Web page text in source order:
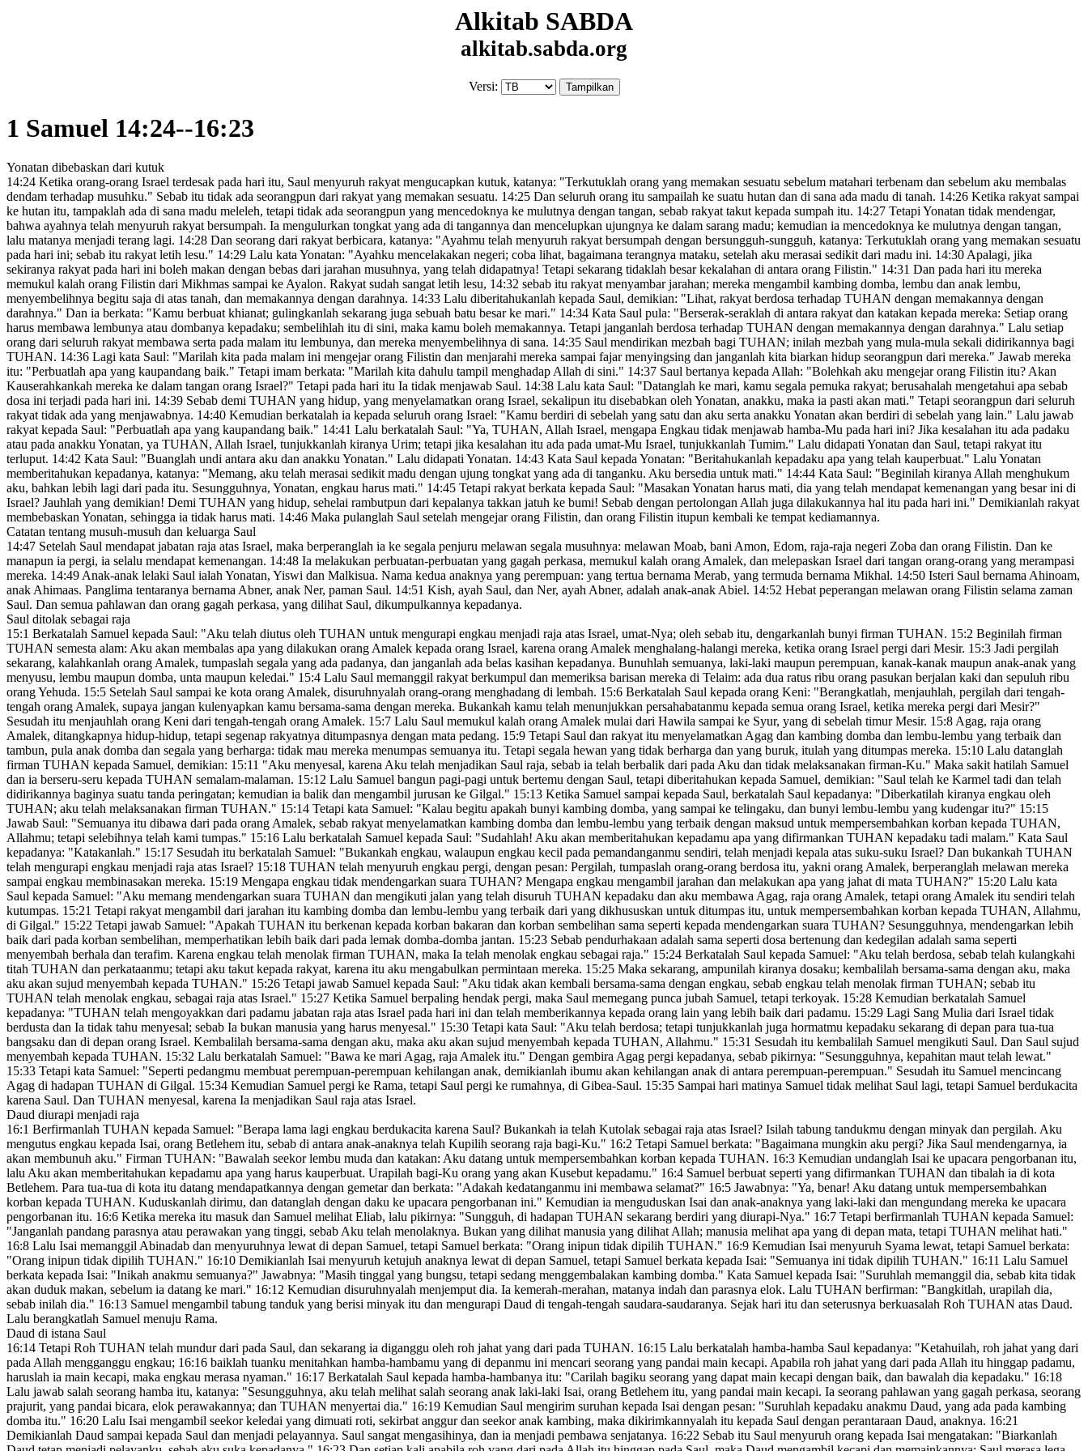
Alkitab SABDA
alkitab.sabda.org
Versi:
1 Samuel 14:24--16:23
Yonatan dibebaskan dari kutuk
14:24 Ketika orang-orang Israel terdesak pada hari itu, Saul menyuruh rakyat mengucapkan kutuk, katanya: "Terkutuklah orang yang memakan sesuatu sebelum matahari terbenam dan sebelum aku membalas
dendam terhadap musuhku." Sebab itu tidak ada seorangpun dari rakyat yang memakan sesuatu. 14:25 Dan seluruh orang itu sampailah ke suatu hutan dan di sana ada madu di tanah. 14:26 Ketika rakyat sampai
ke hutan itu, tampaklah ada di sana madu meleleh, tetapi tidak ada seorangpun yang mencedoknya ke mulutnya dengan tangan, sebab rakyat takut kepada sumpah itu. 14:27 Tetapi Yonatan tidak mendengar,
bahwa ayahnya telah menyuruh rakyat bersumpah. Ia mengulurkan tongkat yang ada di tangannya dan mencelupkan ujungnya ke dalam sarang madu; kemudian ia mencedoknya ke mulutnya dengan tangan,
lalu matanya menjadi terang lagi. 14:28 Dan seorang dari rakyat berbicara, katanya: "Ayahmu telah menyuruh rakyat bersumpah dengan bersungguh-sungguh, katanya: Terkutuklah orang yang memakan sesuatu
pada hari ini; sebab itu rakyat letih lesu." 14:29 Lalu kata Yonatan: "Ayahku mencelakakan negeri; coba lihat, bagaimana terangnya mataku, setelah aku merasai sedikit dari madu ini. 14:30 Apalagi, jika
sekiranya rakyat pada hari ini boleh makan dengan bebas dari jarahan musuhnya, yang telah didapatnya! Tetapi sekarang tidaklah besar kekalahan di antara orang Filistin." 14:31 Dan pada hari itu mereka
memukul kalah orang Filistin dari Mikhmas sampai ke Ayalon. Rakyat sudah sangat letih lesu, 14:32 sebab itu rakyat menyambar jarahan; mereka mengambil kambing domba, lembu dan anak lembu,
menyembelihnya begitu saja di atas tanah, dan memakannya dengan darahnya. 14:33 Lalu diberitahukanlah kepada Saul, demikian: "Lihat, rakyat berdosa terhadap TUHAN dengan memakannya dengan
darahnya." Dan ia berkata: "Kamu berbuat khianat; gulingkanlah sekarang juga sebuah batu besar ke mari." 14:34 Kata Saul pula: "Berserak-seraklah di antara rakyat dan katakan kepada mereka: Setiap orang
harus membawa lembunya atau dombanya kepadaku; sembelihlah itu di sini, maka kamu boleh memakannya. Tetapi janganlah berdosa terhadap TUHAN dengan memakannya dengan darahnya." Lalu setiap
orang dari seluruh rakyat membawa serta pada malam itu lembunya, dan mereka menyembelihnya di sana. 14:35 Saul mendirikan mezbah bagi TUHAN; inilah mezbah yang mula-mula sekali didirikannya bagi
TUHAN. 14:36 Lagi kata Saul: "Marilah kita pada malam ini mengejar orang Filistin dan menjarahi mereka sampai fajar menyingsing dan janganlah kita biarkan hidup seorangpun dari mereka." Jawab mereka
itu: "Perbuatlah apa yang kaupandang baik." Tetapi imam berkata: "Marilah kita dahulu tampil menghadap Allah di sini." 14:37 Saul bertanya kepada Allah: "Bolehkah aku mengejar orang Filistin itu? Akan
Kauserahkankah mereka ke dalam tangan orang Israel?" Tetapi pada hari itu Ia tidak menjawab Saul. 14:38 Lalu kata Saul: "Datanglah ke mari, kamu segala pemuka rakyat; berusahalah mengetahui apa sebab
dosa ini terjadi pada hari ini. 14:39 Sebab demi TUHAN yang hidup, yang menyelamatkan orang Israel, sekalipun itu disebabkan oleh Yonatan, anakku, maka ia pasti akan mati." Tetapi seorangpun dari seluruh
rakyat tidak ada yang menjawabnya. 14:40 Kemudian berkatalah ia kepada seluruh orang Israel: "Kamu berdiri di sebelah yang satu dan aku serta anakku Yonatan akan berdiri di sebelah yang lain." Lalu jawab
rakyat kepada Saul: "Perbuatlah apa yang kaupandang baik." 14:41 Lalu berkatalah Saul: "Ya, TUHAN, Allah Israel, mengapa Engkau tidak menjawab hamba-Mu pada hari ini? Jika kesalahan itu ada padaku
atau pada anakku Yonatan, ya TUHAN, Allah Israel, tunjukkanlah kiranya Urim; tetapi jika kesalahan itu ada pada umat-Mu Israel, tunjukkanlah Tumim." Lalu didapati Yonatan dan Saul, tetapi rakyat itu
terluput. 14:42 Kata Saul: "Buanglah undi antara aku dan anakku Yonatan." Lalu didapati Yonatan. 14:43 Kata Saul kepada Yonatan: "Beritahukanlah kepadaku apa yang telah kauperbuat." Lalu Yonatan
memberitahukan kepadanya, katanya: "Memang, aku telah merasai sedikit madu dengan ujung tongkat yang ada di tanganku. Aku bersedia untuk mati." 14:44 Kata Saul: "Beginilah kiranya Allah menghukum
aku, bahkan lebih lagi dari pada itu. Sesungguhnya, Yonatan, engkau harus mati." 14:45 Tetapi rakyat berkata kepada Saul: "Masakan Yonatan harus mati, dia yang telah mendapat kemenangan yang besar ini di
Israel? Jauhlah yang demikian! Demi TUHAN yang hidup, sehelai rambutpun dari kepalanya takkan jatuh ke bumi! Sebab dengan pertolongan Allah juga dilakukannya hal itu pada hari ini." Demikianlah rakyat
membebaskan Yonatan, sehingga ia tidak harus mati. 14:46 Maka pulanglah Saul setelah mengejar orang Filistin, dan orang Filistin itupun kembali ke tempat kediamannya.
Catatan tentang musuh-musuh dan keluarga Saul
14:47 Setelah Saul mendapat jabatan raja atas Israel, maka berperanglah ia ke segala penjuru melawan segala musuhnya: melawan Moab, bani Amon, Edom, raja-raja negeri Zoba dan orang Filistin. Dan ke
manapun ia pergi, ia selalu mendapat kemenangan. 14:48 Ia melakukan perbuatan-perbuatan yang gagah perkasa, memukul kalah orang Amalek, dan melepaskan Israel dari tangan orang-orang yang merampasi
mereka. 14:49 Anak-anak lelaki Saul ialah Yonatan, Yiswi dan Malkisua. Nama kedua anaknya yang perempuan: yang tertua bernama Merab, yang termuda bernama Mikhal. 14:50 Isteri Saul bernama Ahinoam,
anak Ahimaas. Panglima tentaranya bernama Abner, anak Ner, paman Saul. 14:51 Kish, ayah Saul, dan Ner, ayah Abner, adalah anak-anak Abiel. 14:52 Hebat peperangan melawan orang Filistin selama zaman
Saul. Dan semua pahlawan dan orang gagah perkasa, yang dilihat Saul, dikumpulkannya kepadanya.
Saul ditolak sebagai raja
15:1 Berkatalah Samuel kepada Saul: "Aku telah diutus oleh TUHAN untuk mengurapi engkau menjadi raja atas Israel, umat-Nya; oleh sebab itu, dengarkanlah bunyi firman TUHAN. 15:2 Beginilah firman
TUHAN semesta alam: Aku akan membalas apa yang dilakukan orang Amalek kepada orang Israel, karena orang Amalek menghalang-halangi mereka, ketika orang Israel pergi dari Mesir. 15:3 Jadi pergilah
sekarang, kalahkanlah orang Amalek, tumpaslah segala yang ada padanya, dan janganlah ada belas kasihan kepadanya. Bunuhlah semuanya, laki-laki maupun perempuan, kanak-kanak maupun anak-anak yang
menyusu, lembu maupun domba, unta maupun keledai." 15:4 Lalu Saul memanggil rakyat berkumpul dan memeriksa barisan mereka di Telaim: ada dua ratus ribu orang pasukan berjalan kaki dan sepuluh ribu
orang Yehuda. 15:5 Setelah Saul sampai ke kota orang Amalek, disuruhnyalah orang-orang menghadang di lembah. 15:6 Berkatalah Saul kepada orang Keni: "Berangkatlah, menjauhlah, pergilah dari tengah-
tengah orang Amalek, supaya jangan kulenyapkan kamu bersama-sama dengan mereka. Bukankah kamu telah menunjukkan persahabatanmu kepada semua orang Israel, ketika mereka pergi dari Mesir?"
Sesudah itu menjauhlah orang Keni dari tengah-tengah orang Amalek. 15:7 Lalu Saul memukul kalah orang Amalek mulai dari Hawila sampai ke Syur, yang di sebelah timur Mesir. 15:8 Agag, raja orang
Amalek, ditangkapnya hidup-hidup, tetapi segenap rakyatnya ditumpasnya dengan mata pedang. 15:9 Tetapi Saul dan rakyat itu menyelamatkan Agag dan kambing domba dan lembu-lembu yang terbaik dan
tambun, pula anak domba dan segala yang berharga: tidak mau mereka menumpas semuanya itu. Tetapi segala hewan yang tidak berharga dan yang buruk, itulah yang ditumpas mereka. 15:10 Lalu datanglah
firman TUHAN kepada Samuel, demikian: 15:11 "Aku menyesal, karena Aku telah menjadikan Saul raja, sebab ia telah berbalik dari pada Aku dan tidak melaksanakan firman-Ku." Maka sakit hatilah Samuel
dan ia berseru-seru kepada TUHAN semalam-malaman. 15:12 Lalu Samuel bangun pagi-pagi untuk bertemu dengan Saul, tetapi diberitahukan kepada Samuel, demikian: "Saul telah ke Karmel tadi dan telah
didirikannya baginya suatu tanda peringatan; kemudian ia balik dan mengambil jurusan ke Gilgal." 15:13 Ketika Samuel sampai kepada Saul, berkatalah Saul kepadanya: "Diberkatilah kiranya engkau oleh
TUHAN; aku telah melaksanakan firman TUHAN." 15:14 Tetapi kata Samuel: "Kalau begitu apakah bunyi kambing domba, yang sampai ke telingaku, dan bunyi lembu-lembu yang kudengar itu?" 15:15
Jawab Saul: "Semuanya itu dibawa dari pada orang Amalek, sebab rakyat menyelamatkan kambing domba dan lembu-lembu yang terbaik dengan maksud untuk mempersembahkan korban kepada TUHAN,
Allahmu; tetapi selebihnya telah kami tumpas." 15:16 Lalu berkatalah Samuel kepada Saul: "Sudahlah! Aku akan memberitahukan kepadamu apa yang difirmankan TUHAN kepadaku tadi malam." Kata Saul
kepadanya: "Katakanlah." 15:17 Sesudah itu berkatalah Samuel: "Bukankah engkau, walaupun engkau kecil pada pemandanganmu sendiri, telah menjadi kepala atas suku-suku Israel? Dan bukankah TUHAN
telah mengurapi engkau menjadi raja atas Israel? 15:18 TUHAN telah menyuruh engkau pergi, dengan pesan: Pergilah, tumpaslah orang-orang berdosa itu, yakni orang Amalek, berperanglah melawan mereka
sampai engkau membinasakan mereka. 15:19 Mengapa engkau tidak mendengarkan suara TUHAN? Mengapa engkau mengambil jarahan dan melakukan apa yang jahat di mata TUHAN?" 15:20 Lalu kata
Saul kepada Samuel: "Aku memang mendengarkan suara TUHAN dan mengikuti jalan yang telah disuruh TUHAN kepadaku dan aku membawa Agag, raja orang Amalek, tetapi orang Amalek itu sendiri telah
kutumpas. 15:21 Tetapi rakyat mengambil dari jarahan itu kambing domba dan lembu-lembu yang terbaik dari yang dikhususkan untuk ditumpas itu, untuk mempersembahkan korban kepada TUHAN, Allahmu,
di Gilgal." 15:22 Tetapi jawab Samuel: "Apakah TUHAN itu berkenan kepada korban bakaran dan korban sembelihan sama seperti kepada mendengarkan suara TUHAN? Sesungguhnya, mendengarkan lebih
baik dari pada korban sembelihan, memperhatikan lebih baik dari pada lemak domba-domba jantan. 15:23 Sebab pendurhakaan adalah sama seperti dosa bertenung dan kedegilan adalah sama seperti
menyembah berhala dan terafim. Karena engkau telah menolak firman TUHAN, maka Ia telah menolak engkau sebagai raja." 15:24 Berkatalah Saul kepada Samuel: "Aku telah berdosa, sebab telah kulangkahi
titah TUHAN dan perkataanmu; tetapi aku takut kepada rakyat, karena itu aku mengabulkan permintaan mereka. 15:25 Maka sekarang, ampunilah kiranya dosaku; kembalilah bersama-sama dengan aku, maka
aku akan sujud menyembah kepada TUHAN." 15:26 Tetapi jawab Samuel kepada Saul: "Aku tidak akan kembali bersama-sama dengan engkau, sebab engkau telah menolak firman TUHAN; sebab itu
TUHAN telah menolak engkau, sebagai raja atas Israel." 15:27 Ketika Samuel berpaling hendak pergi, maka Saul memegang punca jubah Samuel, tetapi terkoyak. 15:28 Kemudian berkatalah Samuel
kepadanya: "TUHAN telah mengoyakkan dari padamu jabatan raja atas Israel pada hari ini dan telah memberikannya kepada orang lain yang lebih baik dari padamu. 15:29 Lagi Sang Mulia dari Israel tidak
berdusta dan Ia tidak tahu menyesal; sebab Ia bukan manusia yang harus menyesal." 15:30 Tetapi kata Saul: "Aku telah berdosa; tetapi tunjukkanlah juga hormatmu kepadaku sekarang di depan para tua-tua
bangsaku dan di depan orang Israel. Kembalilah bersama-sama dengan aku, maka aku akan sujud menyembah kepada TUHAN, Allahmu." 15:31 Sesudah itu kembalilah Samuel mengikuti Saul. Dan Saul sujud
menyembah kepada TUHAN. 15:32 Lalu berkatalah Samuel: "Bawa ke mari Agag, raja Amalek itu." Dengan gembira Agag pergi kepadanya, sebab pikirnya: "Sesungguhnya, kepahitan maut telah lewat."
15:33 Tetapi kata Samuel: "Seperti pedangmu membuat perempuan-perempuan kehilangan anak, demikianlah ibumu akan kehilangan anak di antara perempuan-perempuan." Sesudah itu Samuel mencincang
Agag di hadapan TUHAN di Gilgal. 15:34 Kemudian Samuel pergi ke Rama, tetapi Saul pergi ke rumahnya, di Gibea-Saul. 15:35 Sampai hari matinya Samuel tidak melihat Saul lagi, tetapi Samuel berdukacita
karena Saul. Dan TUHAN menyesal, karena Ia menjadikan Saul raja atas Israel.
Daud diurapi menjadi raja
16:1 Berfirmanlah TUHAN kepada Samuel: "Berapa lama lagi engkau berdukacita karena Saul? Bukankah ia telah Kutolak sebagai raja atas Israel? Isilah tabung tandukmu dengan minyak dan pergilah. Aku
mengutus engkau kepada Isai, orang Betlehem itu, sebab di antara anak-anaknya telah Kupilih seorang raja bagi-Ku." 16:2 Tetapi Samuel berkata: "Bagaimana mungkin aku pergi? Jika Saul mendengarnya, ia
akan membunuh aku." Firman TUHAN: "Bawalah seekor lembu muda dan katakan: Aku datang untuk mempersembahkan korban kepada TUHAN. 16:3 Kemudian undanglah Isai ke upacara pengorbanan itu,
lalu Aku akan memberitahukan kepadamu apa yang harus kauperbuat. Urapilah bagi-Ku orang yang akan Kusebut kepadamu." 16:4 Samuel berbuat seperti yang difirmankan TUHAN dan tibalah ia di kota
Betlehem. Para tua-tua di kota itu datang mendapatkannya dengan gemetardan berkata: "Adakah kedatanganmu ini membawa selamat?" 16:5 Jawabnya: "Ya, benar! Aku datang untuk mempersembahkan
korban kepada TUHAN. Kuduskanlah dirimu, dan datanglah dengan daku ke upacara pengorbanan ini." Kemudian ia menguduskan Isai dan anak-anaknya yang laki-laki dan mengundang mereka ke upacara
pengorbanan itu. 16:6 Ketika mereka itu masuk dan Samuel melihat Eliab, lalu pikirnya: "Sungguh, di hadapan TUHAN sekarang berdiri yang diurapi-Nya." 16:7 Tetapi berfirmanlah TUHAN kepada Samuel:
"Janganlah pandang parasnya atau perawakan yang tinggi, sebab Aku telah menolaknya. Bukan yang dilihat manusia yang dilihat Allah; manusia melihat apa yang di depan mata, tetapi TUHAN melihat hati."
16:8 Lalu Isai memanggil Abinadab dan menyuruhnya lewat di depan Samuel, tetapi Samuel berkata: "Orang inipun tidak dipilih TUHAN." 16:9 Kemudian Isai menyuruh Syama lewat, tetapi Samuel berkata:
"Orang inipun tidak dipilih TUHAN." 16:10 Demikianlah Isai menyuruh ketujuh anaknya lewat di depan Samuel, tetapi Samuel berkata kepada Isai: "Semuanya ini tidak dipilih TUHAN." 16:11 Lalu Samuel
berkata kepada Isai: "Inikah anakmu semuanya?" Jawabnya: "Masih tinggal yang bungsu, tetapi sedang menggembalakan kambing domba." Kata Samuel kepada Isai: "Suruhlah memanggil dia, sebab kita tidak
akan duduk makan, sebelum ia datang ke mari." 16:12 Kemudian disuruhnyalah menjemput dia. Ia kemerah-merahan, matanya indah dan parasnya elok. Lalu TUHAN berfirman: "Bangkitlah, urapilah dia,
sebab inilah dia." 16:13 Samuel mengambil tabung tanduk yang berisi minyak itu dan mengurapi Daud di tengah-tengah saudara-saudaranya. Sejak hari itu dan seterusnya berkuasalah Roh TUHAN atas Daud.
Lalu berangkatlah Samuel menuju Rama.
Daud di istana Saul
16:14 Tetapi Roh TUHAN telah mundurdari pada Saul, dan sekarang ia diganggu oleh roh jahat yang dari pada TUHAN. 16:15 Lalu berkatalah hamba-hamba Saul kepadanya: "Ketahuilah, roh jahat yang dari
pada Allah mengganggu engkau; 16:16 baiklah tuanku menitahkan hamba-hambamu yang di depanmu ini mencari seorang yang pandai main kecapi. Apabila roh jahat yang dari pada Allah itu hinggap padamu,
haruslah ia main kecapi, maka engkau merasa nyaman." 16:17 Berkatalah Saul kepada hamba-hambanya itu: "Carilah bagiku seorang yang dapat main kecapi dengan baik, dan bawalah dia kepadaku." 16:18
Lalu jawab salah seorang hamba itu, katanya: "Sesungguhnya, aku telah melihat salah seorang anak laki-laki Isai, orang Betlehem itu, yang pandai main kecapi. Ia seorang pahlawan yang gagah perkasa, seorang
prajurit, yang pandai bicara, elok perawakannya; dan TUHAN menyertai dia." 16:19 Kemudian Saul mengirim suruhan kepada Isai dengan pesan: "Suruhlah kepadaku anakmu Daud, yang ada pada kambing
domba itu." 16:20 Lalu Isai mengambil seekor keledai yang dimuati roti, sekirbat anggur dan seekor anak kambing, maka dikirimkannyalah itu kepada Saul dengan perantaraan Daud, anaknya. 16:21
Demikianlah Daud sampai kepada Saul dan menjadi pelayannya. Saul sangat mengasihinya, dan ia menjadi pembawa senjatanya. 16:22 Sebab itu Saul menyuruh orang kepada Isai mengatakan: "Biarkanlah